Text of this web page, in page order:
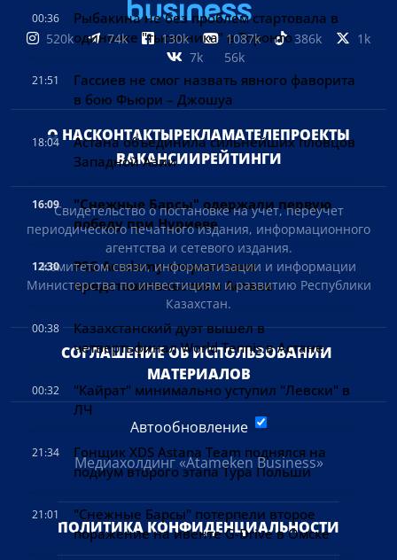
00:36
Рыбакина не без проблем стартовала в
одиночке "тысячника" в Торонто
21:51
Гассиев не смог назвать явного фаворита
в бою Фьюри – Джошуа
18:04
Астана объединила сильнейших пловцов
Западной Азии
16:09
"Снежные Барсы" одержали первую
победу при Нуриеве
12:30
PSG Academy откроет свое
представительство в Астане
00:38
Казахстанский дуэт вышел в
четвертьфинал World Tennis в Астане
00:32
"Кайрат" минимально уступил "Левски" в
ЛЧ
21:34
Гонщик XDS Astana Team поднялся на
подиум второго этапа Тура Польши
21:01
"Снежные Барсы" потерпели второе
поражение на ивенте G-Drive в Омске
520k 74k 130k 1087k 386k
1k
7k
56k
О НАСКОНТАКТЫРЕКЛАМАТЕЛЕПРОЕКТЫ
ВАКАНСИИРЕЙТИНГИ
Свидетельство о постановке на учет, переучет
периодического печатного издания, информационного
агентства и сетевого издания.
Комитетом связи, информатизации и информации
Министерства по инвестициям и развитию Республики
Казахстан.
СОГЛАШЕНИЕ ОБ ИСПОЛЬЗОВАНИИ
МАТЕРИАЛОВ
Автообновление
Медиахолдинг «Atameken Business»
ПОЛИТИКА КОНФИДЕНЦИАЛЬНОСТИ